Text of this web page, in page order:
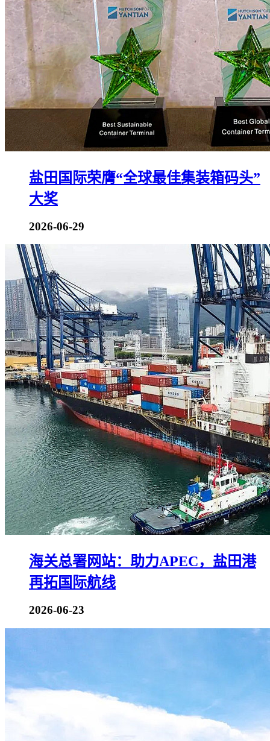
盐田国际荣膺“全球最佳集装箱码头”
大奖
2026-06-29
海关总署网站：助力APEC，盐田港
再拓国际航线
2026-06-23